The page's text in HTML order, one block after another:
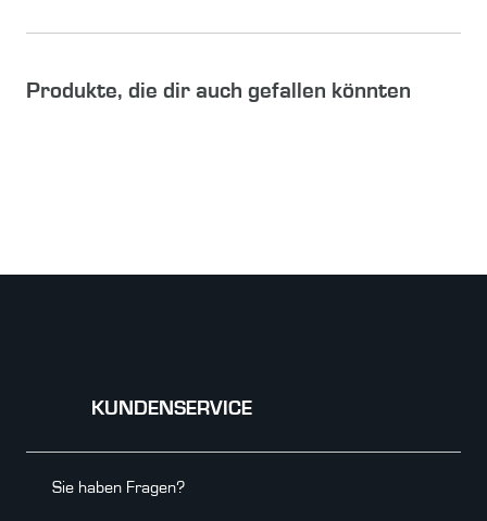
Produkte, die dir auch gefallen könnten
KUNDENSERVICE
Sie haben Fragen?